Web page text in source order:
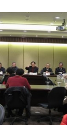
結合推廣科學教育
；活動中「快閃
典禮前進行PK賽..